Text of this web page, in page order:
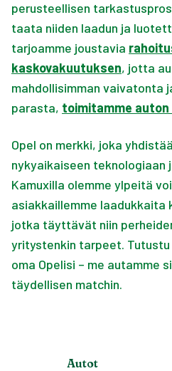
perusteellisen
taata niiden laadun ja
tarjoamme joustavia
kaskovakuutuksen, jotta
mahdollisimman vaivatonta
parasta, toimitamme
Opel on merkki, joka
nykyaikaiseen teknologiaan
Kamuxilla olemme ylpeitä
asiakkaillemme
jotka täyttävät niin
yritystenkin tarpeet.
oma Opelisi – me autamme
täydellisen matchin.
Autot